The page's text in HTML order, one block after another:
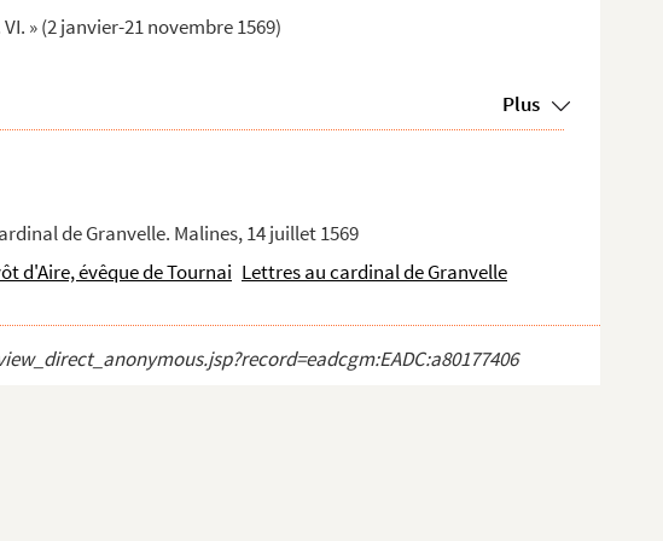
» (2 janvier-21 novembre 1569)
Plus
de Granvelle. Malines, 14 juillet 1569
d'Aire, évêque de Tournai Lettres au cardinal de Granvelle